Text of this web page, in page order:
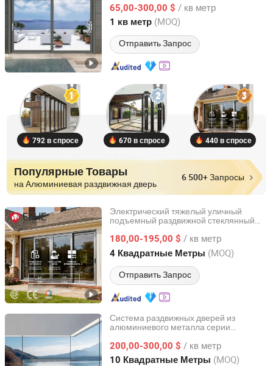
раздвижнаядверь
65,00-300,00 $ / кв метр
1 кв метр (MOQ)
Отправить Запрос
Guangdong, China с 2026
792 в спросе 670 в спросе 440 в спросе
Популярные Товары
на Алюминиевая раздвижная дверь
6 500+ Запросы
Электрический тяжелый уличный
подъемный раздвижной стеклянный
утепленные патио, алюминиевые
раздвижные двери для жилых
помещений с сертификацией
NFRC/CSA
180,00-195,00 $ / кв метр
4 Квадратные Метры (MOQ)
Отправить Запрос
Guangdong EHE Doors&Windows Industry Co.Ltd
Guangdong, China с 2017
Система раздвижных дверей из
алюминиевого металла серии
200,00-300,00 $ / кв метр
10 Квадратные Метры (MOQ)
ZYF International Commercial (Suzhou) Co., Ltd.
Jiangsu, China с 2025